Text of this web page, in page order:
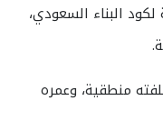
لكود البناء السعودي،
منطقية، وعمره